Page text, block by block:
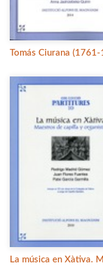
Tomás Ciurana
La música en Xàtiva.